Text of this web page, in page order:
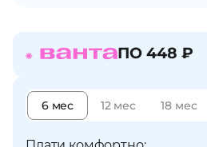
ПО 448 ₽
6 мес 12 мес 18 мес
8 800 302-